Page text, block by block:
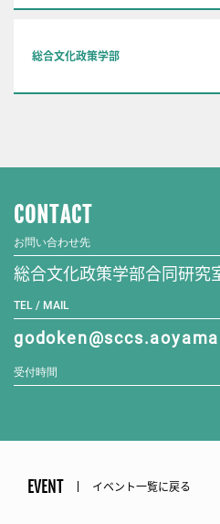
総合文化政策学部
CONTACT
お問い合わせ先
総合文化政策学部合同研究
TEL / MAIL
受付時間
EVENT イベント一覧に戻る